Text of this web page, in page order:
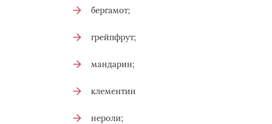
бергамот;
грейпфрут;
мандарин;
клементин
нероли;